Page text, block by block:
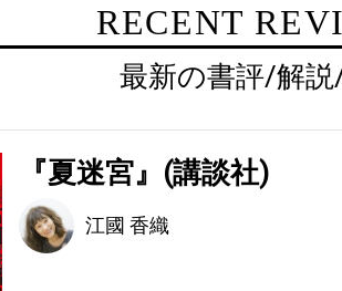
RECENT
最新の書評/解
『夏迷宮』(講談社)
江國 香織